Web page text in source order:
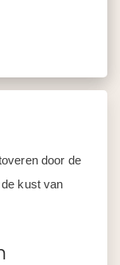
door de
kust van